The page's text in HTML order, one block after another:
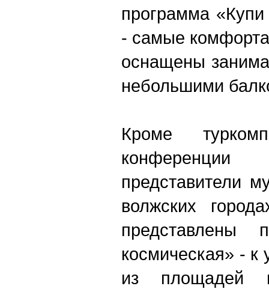
программа
- самые
оснащены
небольшими
Кроме
представители
волжских
представлены
космическая» -
из площадей